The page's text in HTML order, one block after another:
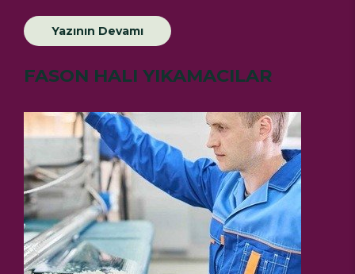
Yazının Devamı
FASON HALI YIKAMACILAR